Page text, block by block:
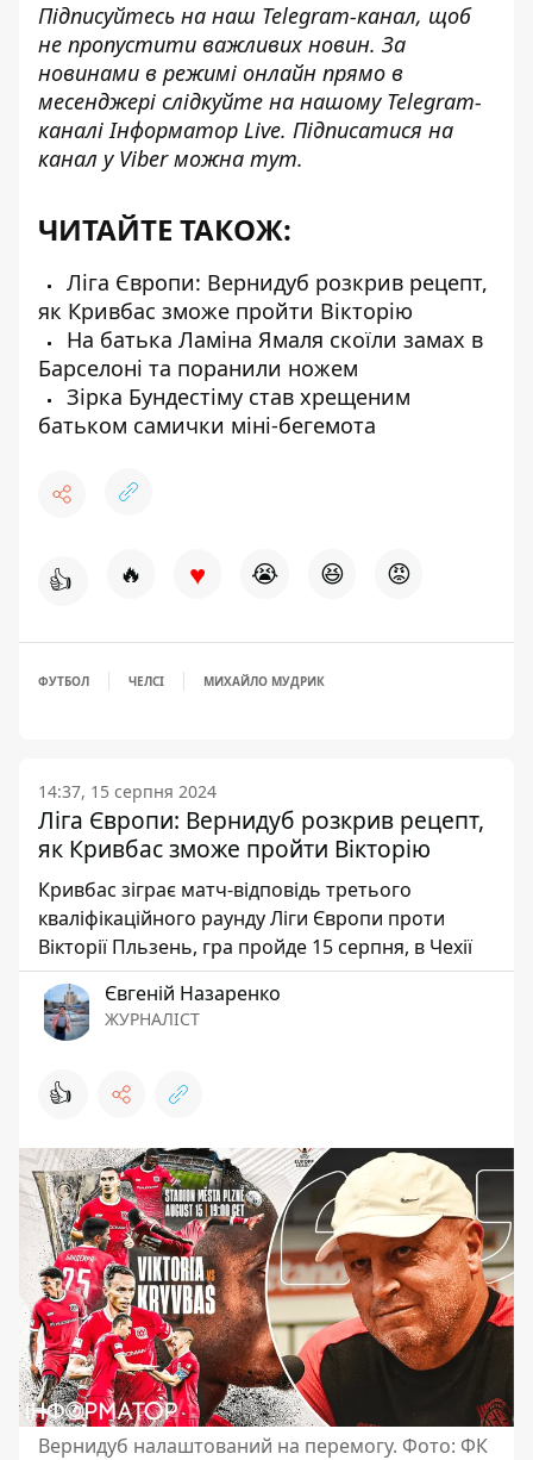
Підписуйтесь на наш Telegram-канал, щоб
не пропустити важливих новин. За
новинами в режимі онлайн прямо в
месенджері слідкуйте на нашому Telegram-
каналіІнформатор Live. Підписатися на
канал у Viber можна тут.
ЧИТАЙТЕ ТАКОЖ:
Ліга Європи: Вернидуб розкрив рецепт,
як Кривбас зможе пройти Вікторію
На батька Ламіна Ямаля скоїли замах в
Барселоні та поранили ножем
Зірка Бундестіму став хрещеним
батьком самички міні-бегемота
👍 🔥 ♥ 😭 😆 😡
ФУТБОЛ ЧЕЛСІ МИХАЙЛО МУДРИК
14:37, 15 серпня 2024
Ліга Європи: Вернидуб розкрив рецепт,
як Кривбас зможе пройти Вікторію
Кривбас зіграє матч-відповідь третього
кваліфікаційного раунду Ліги Європи проти
Вікторії Пльзень, гра пройде 15 серпня, в Чехії
Євгеній Назаренко
ЖУРНАЛІСТ
👍
Вернидуб налаштований на перемогу. Фото: ФК